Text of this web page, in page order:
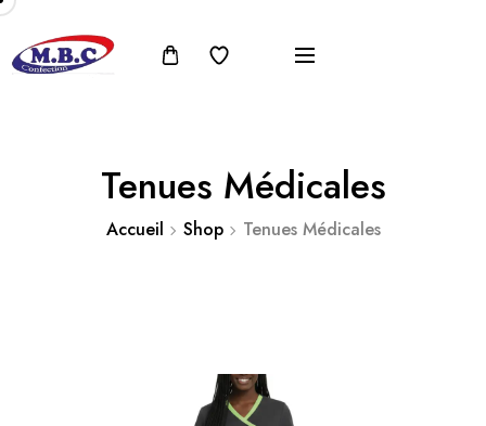
Tenues Médicales
Accueil Shop Tenues Médicales